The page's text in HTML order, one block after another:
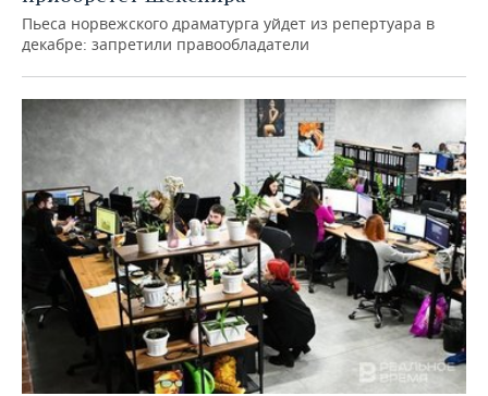
Пьеса норвежского драматурга уйдет из репертуара в
декабре: запретили правообладатели